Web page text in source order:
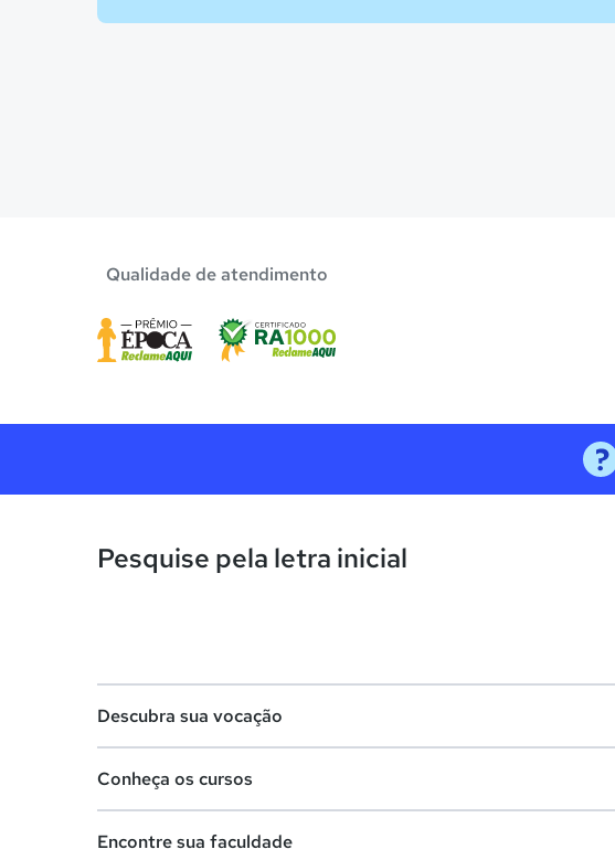
Qualidade de atendimento
Pesquise pela letra inicial
Descubra sua vocação
Lista de profissões
Conheça os cursos
Encontre sua faculdade